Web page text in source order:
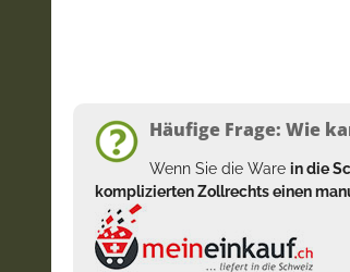
Häufige Frage: Wie
Wenn Sie die Ware in die
komplizierten Zollrechts einen